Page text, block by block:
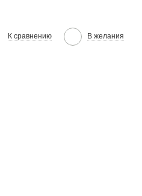
К сравнению В желания